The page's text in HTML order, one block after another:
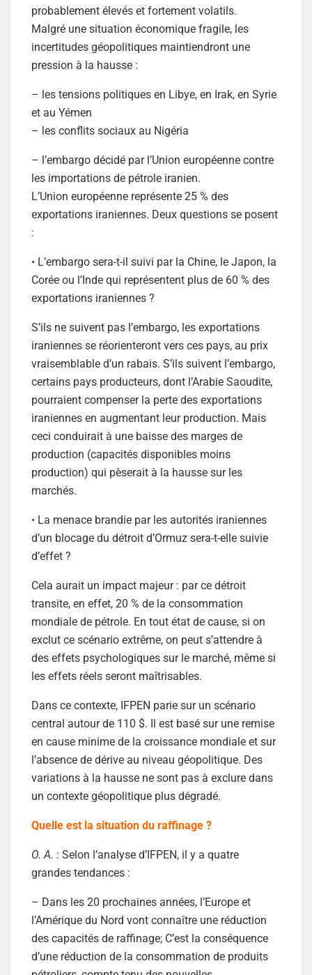
probablement élevés et fortement volatils.
Malgré une situation économique fragile, les
incertitudes géopolitiques maintiendront une
pression à la hausse :
– les tensions politiques en Libye, en Irak, en Syrie
et au Yémen
– les conflits sociaux au Nigéria
– l’embargo décidé par l’Union européenne contre
les importations de pétrole iranien.
L’Union européenne représente 25 % des
exportations iraniennes. Deux questions se posent
:
• L’embargo sera-t-il suivi par la Chine, le Japon, la
Corée ou l’Inde qui représentent plus de 60 % des
exportations iraniennes ?
S’ils ne suivent pas l’embargo, les exportations
iraniennes se réorienteront vers ces pays, au prix
vraisemblable d’un rabais. S’ils suivent l’embargo,
certains pays producteurs, dont l’Arabie Saoudite,
pourraient compenser la perte des exportations
iraniennes en augmentant leur production. Mais
ceci conduirait à une baisse des marges de
production (capacités disponibles moins
production) qui pèserait à la hausse sur les
marchés.
• La menace brandie par les autorités iraniennes
d’un blocage du détroit d’Ormuz sera-t-elle suivie
d’effet ?
Cela aurait un impact majeur : par ce détroit
transite, en effet, 20 % de la consommation
mondiale de pétrole. En tout état de cause, si on
exclut ce scénario extrême, on peut s’attendre à
des effets psychologiques sur le marché, même si
les effets réels seront maîtrisables.
Dans ce contexte, IFPEN parie sur un scénario
central autour de 110 $. Il est basé sur une remise
en cause minime de la croissance mondiale et sur
l’absence de dérive au niveau géopolitique. Des
variations à la hausse ne sont pas à exclure dans
un contexte géopolitique plus dégradé.
Quelle est la situation du raffinage ?
O. A. : Selon l’analyse d’IFPEN, il y a quatre
grandes tendances :
– Dans les 20 prochaines années, l’Europe et
l’Amérique du Nord vont connaître une réduction
des capacités de raffinage; C’est la conséquence
d’une réduction de la consommation de produits